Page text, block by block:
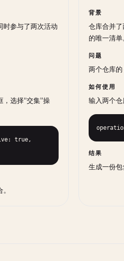
时参与了两次活动
选择“交集”操
true,
背景
仓库合并
的唯一清单
问题
两个仓库的
如何使用
输入两个仓
结果
生成一份包